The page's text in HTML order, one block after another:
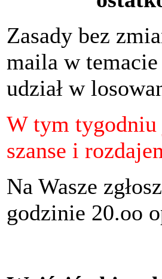
Zasady bez
maila w
udział w
W tym tygodniu
szanse i
Na Wasze
godzinie 20.oo